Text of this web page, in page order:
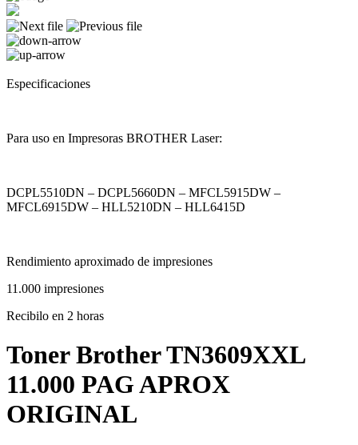
Especificaciones
Para uso en Impresoras BROTHER Laser:
DCPL5510DN – DCPL5660DN – MFCL5915DW –
MFCL6915DW – HLL5210DN – HLL6415D
Rendimiento aproximado de impresiones
11.000 impresiones
Recibilo en 2 horas
Toner Brother TN3609XXL
11.000 PAG APROX
ORIGINAL